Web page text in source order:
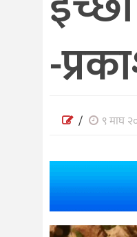
-
/ ९ माघ